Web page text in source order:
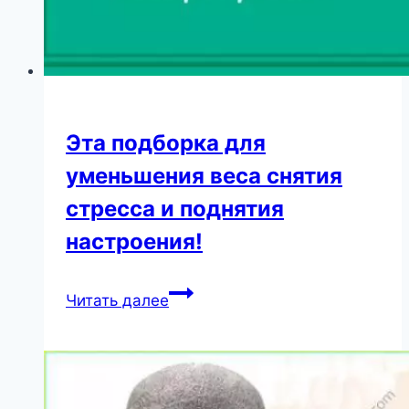
Эта подборка для
уменьшения веса снятия
стресса и поднятия
настроения!
Читать далееЭта
уменьшения
веса